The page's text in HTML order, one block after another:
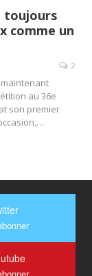
toujours
comme un
2
maintenant
au 36e
son premier